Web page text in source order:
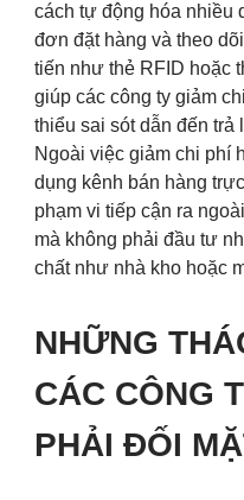
cách tự động hóa nhiều
đơn đặt hàng và theo
tiến như thẻ RFID hoặc
giúp các công ty giảm
thiểu sai sót dẫn đến trả
Ngoài việc giảm chi phí
dụng kênh bán hàng
phạm vi tiếp cận ra
mà không phải đầu tư
chất như nhà kho hoặc
NHỮNG
CÁC CÔNG
PHẢI ĐỐI